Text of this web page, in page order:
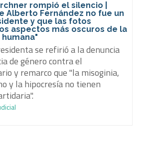
rompió el silencio |
Alberto Fernández no fue un
y que las fotos
aspectos más oscuros de la
se refirió a la denuncia
de género contra el
y remarco que "la misoginia,
y la hipocresía no tienen